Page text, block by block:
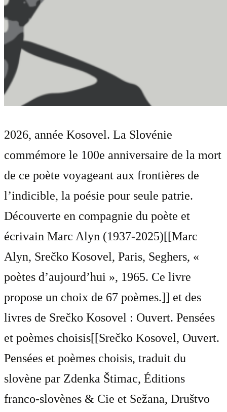
2026, année Kosovel. La Slovénie
commémore le 100e anniversaire de la mort
de ce poète voyageant aux frontières de
l’indicible, la poésie pour seule patrie.
Découverte en compagnie du poète et
écrivain Marc Alyn (1937-2025)[[Marc
Alyn, Srečko Kosovel, Paris, Seghers, «
poètes d’aujourd’hui », 1965. Ce livre
propose un choix de 67 poèmes.]] et des
livres de Srečko Kosovel : Ouvert. Pensées
et poèmes choisis[[Srečko Kosovel, Ouvert.
Pensées et poèmes choisis, traduit du
slovène par Zdenka Štimac, Éditions
franco-slovènes & Cie et Sežana, Društvo